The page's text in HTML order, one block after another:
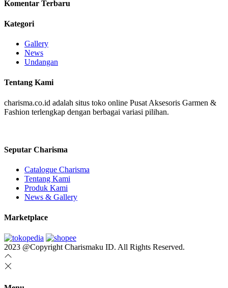
Komentar Terbaru
Kategori
Gallery
News
Undangan
Tentang Kami
charisma.co.id adalah situs toko online Pusat Aksesoris Garmen &
Fashion terlengkap dengan berbagai variasi pilihan.
Seputar Charisma
Catalogue Charisma
Tentang Kami
Produk Kami
News & Gallery
Marketplace
2023 @Copyright Charismaku ID. All Rights Reserved.